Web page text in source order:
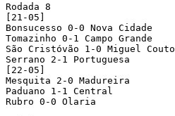
Rodada 8
[21-05]
Bonsucesso 0-0 Nova Cidade
Tomazinho 0-1 Campo Grande
São Cristóvão 1-0 Miguel Couto
Serrano 2-1 Portuguesa
[22-05]
Mesquita 2-0 Madureira
Paduano 1-1 Central
Rubro 0-0 Olaria